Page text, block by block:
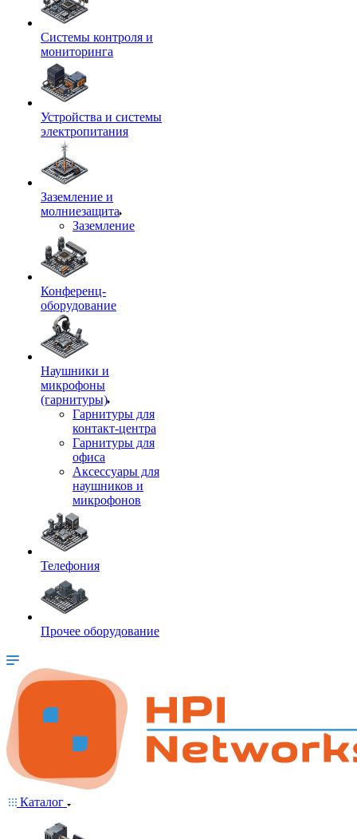
Системы контроля и
мониторинга
Устройства и системы
электропитания
Заземление и
молниезащита
Заземление
Конференц-
оборудование
Наушники и
микрофоны
(гарнитуры)
Гарнитуры для
контакт-центра
Гарнитуры для
офиса
Аксессуары для
наушников и
микрофонов
Телефония
Прочее оборудование
Каталог